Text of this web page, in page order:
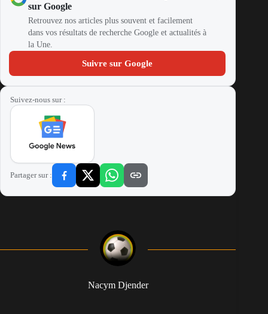
sur Google
Retrouvez nos articles plus souvent et facilement
dans vos résultats de recherche Google et actualités à
la Une.
Suivre sur Google
Suivez-nous sur :
Partager sur :
Nacym Djender